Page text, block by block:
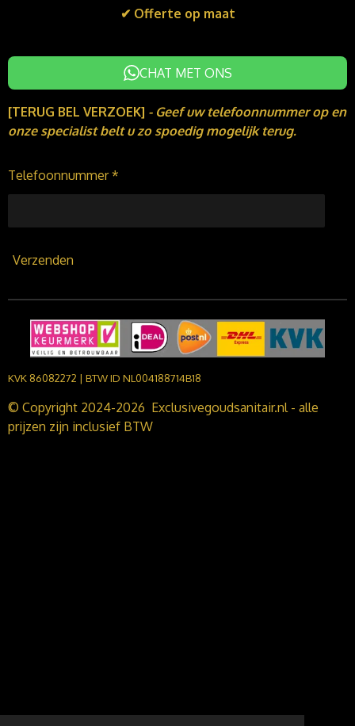
✔ Offerte op maat
CHAT MET ONS
[TERUG BEL VERZOEK] - Geef uw telefoonnummer op en
onze specialist belt u zo spoedig mogelijk terug.
Telefoonnummer *
Verzenden
KVK 86082272 | BTW ID NL004188714B18
© Copyright 2024-2026 Exclusivegoudsanitair.nl - alle
prijzen zijn inclusief BTW